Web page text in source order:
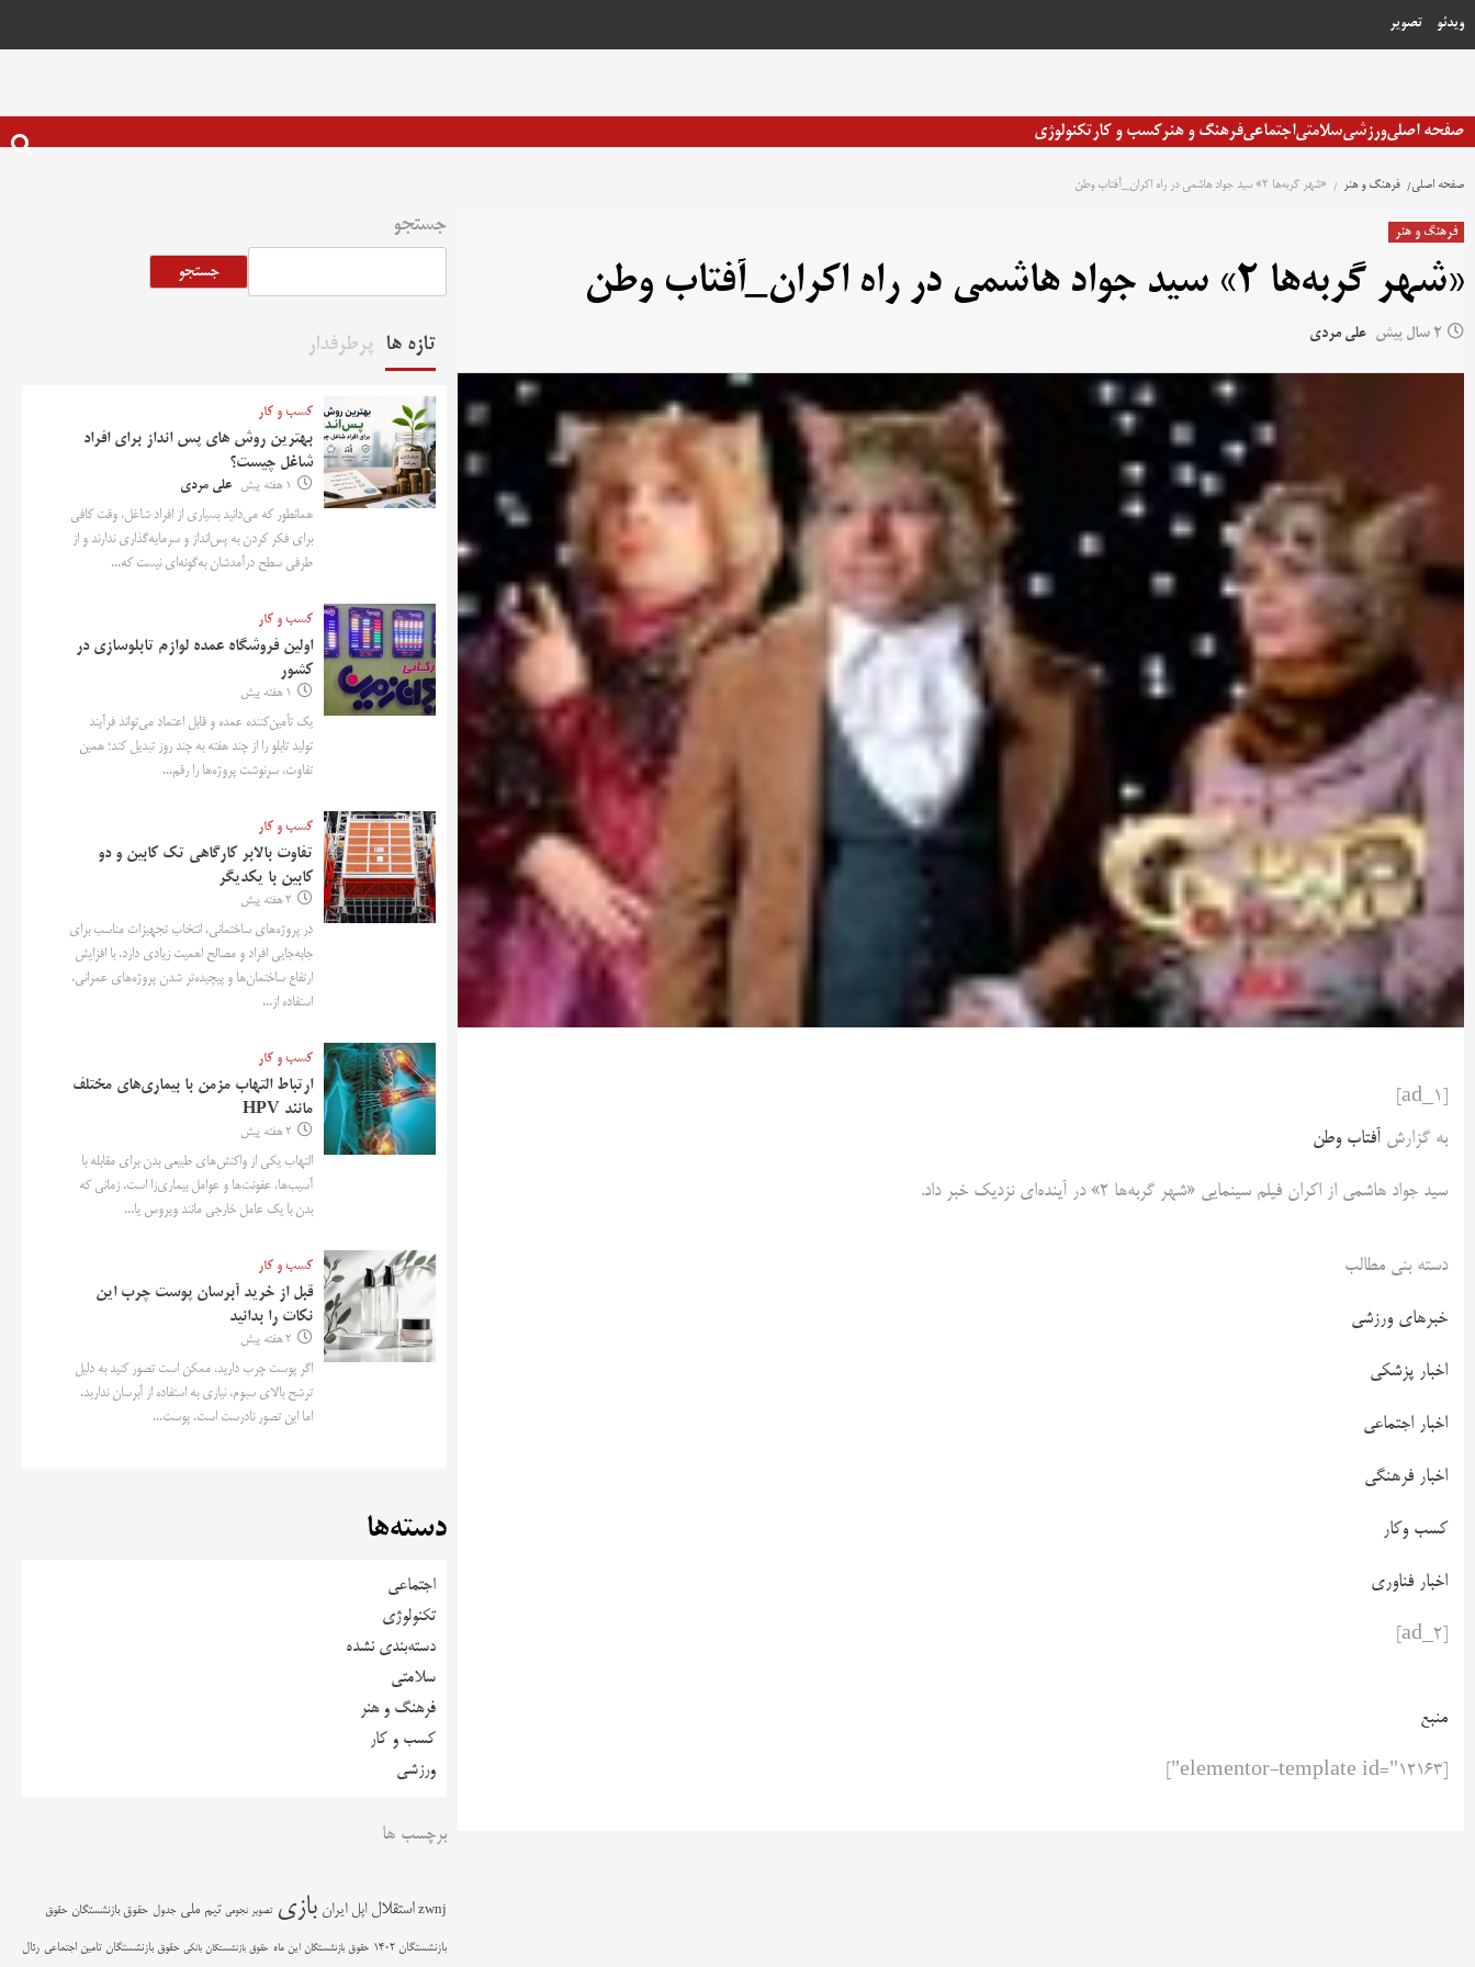
به
ویدئو تصویر
صفحه اصلیورزشیسلامتیاجتماعیفرهنگ و هنرکسب و کارتکنولوژی
صفحه اصلی فرهنگ و هنر «شهر گربه‌ها ۲» سید جواد هاشمی در راه اکران_آفتاب وطن
فرهنگ و هنر
«شهر گربه‌ها ۲» سید جواد هاشمی در راه اکران_آفتاب وطن
2 سال پیش علی مردی
به گزارش آفتاب وطن
سید جواد هاشمی از اکران فیلم سینمایی «شهر گربه‌ها ۲» در آینده‌ای نزدیک خبر داد.
دسته بنی مطالب
خبرهای ورزشی
اخبار پزشکی
اخبار اجتماعی
اخبار فرهنگی
کسب وکار
اخبار فناوری
منبع
جستجو
جستجو
تازه ها پرطرفدار
کسب و کار
بهترین روش‌ های پس‌ انداز برای افراد
شاغل چیست؟
1 هفته پیش علی مردی
همانطور که می‌دانید بسیاری از افراد شاغل، وقت کافی
برای فکر کردن به پس‌انداز و سرمایه‌گذاری ندارند و از
طرفی سطح درآمدشان به‌گونه‌ای نیست که...
کسب و کار
اولین فروشگاه عمده لوازم تابلوسازی در
کشور
1 هفته پیش
یک تأمین‌کننده عمده و قابل اعتماد می‌تواند فرآیند
تولید تابلو را از چند هفته به چند روز تبدیل کند؛ همین
تفاوت، سرنوشت پروژه‌ها را رقم...
کسب و کار
تفاوت بالابر کارگاهی تک کابین و دو
کابین با یکدیگر
2 هفته پیش
در پروژه‌های ساختمانی، انتخاب تجهیزات مناسب برای
جابه‌جایی افراد و مصالح اهمیت زیادی دارد. با افزایش
ارتفاع ساختمان‌ها و پیچیده‌تر شدن پروژه‌های عمرانی،
استفاده از...
کسب و کار
ارتباط التهاب مزمن با بیماری‌های مختلف
مانند HPV
2 هفته پیش
التهاب یکی از واکنش‌های طبیعی بدن برای مقابله با
آسیب‌ها، عفونت‌ها و عوامل بیماری‌زا است. زمانی که
بدن با یک عامل خارجی مانند ویروس یا...
کسب و کار
قبل از خرید آبرسان پوست چرب این
نکات را بدانید
2 هفته پیش
اگر پوست چرب دارید، ممکن است تصور کنید به دلیل
ترشح بالای سبوم، نیازی به استفاده از آبرسان ندارید.
اما این تصور نادرست است. پوست...
دسته‌ها
اجتماعی
تکنولوژی
دسته‌بندی نشده
سلامتی
فرهنگ و هنر
کسب و کار
ورزشی
برچسب ها
zwnj استقلال اپل ایران بازی تصویر نجومی تیم ملی جدول حقوق بازنشستگان حقوق
بازنشستگان 1402 حقوق بازنشستگان این ماه حقوق بازنشستگان بانکی حقوق بازنشستگان تامین اجتماعی رئال